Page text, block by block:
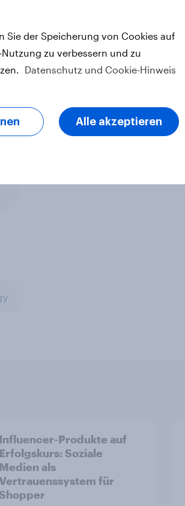
Influencer-Produkte auf
Erfolgskurs: Soziale
Medien als
für
Sie der Speicherung von Cookies auf
zu verbessern und zu
Datenschutz und Cookie-Hinweis
Alle akzeptieren